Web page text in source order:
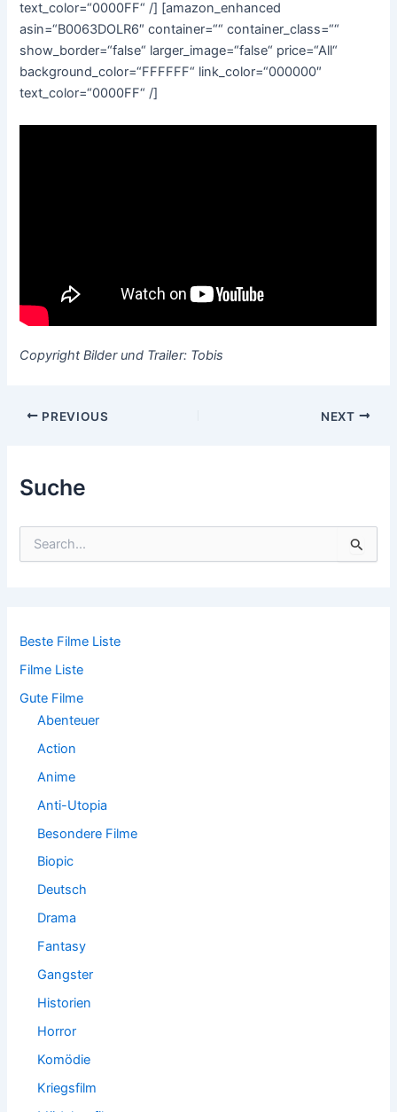
Suche
n
c
h
Beste Filme Liste
Filme Liste
Gute Filme
Abenteuer
Action
Anime
Anti-Utopia
Besondere Filme
Biopic
Deutsch
Drama
Fantasy
Gangster
Historien
Horror
Komödie
Kriegsfilm
text_color=“0000FF“ /] [amazon_enhanced
asin=“B0063DOLR6″ container=““ container_class=““
show_border=“false“ larger_image=“false“ price=“All“
background_color=“FFFFFF“ link_color=“000000″
text_color=“0000FF“ /]
Copyright Bilder und Trailer: Tobis
Post
PREVIOUS NEXT